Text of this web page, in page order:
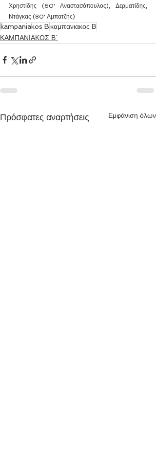
Χρηστίδης (60' Αναστασόπουλος), Δερματίδης,
Ντάγκας (80' Αμπατζής)
kampaniakos B καμπανιακος Β
ΚΑΜΠΑΝΙΑΚΟΣ Β΄
Πρόσφατες αναρτήσεις Εμφάνιση όλων